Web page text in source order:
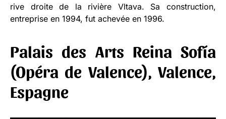
rive droite de la rivière Vltava. Sa construction,
entreprise en 1994, fut achevée en 1996.
Palais des Arts Reina Sofía
(Opéra de Valence), Valence,
Espagne